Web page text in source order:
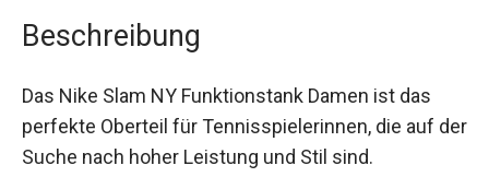
Beschreibung
perfekte Oberteil für Tennisspielerinnen, die auf
der Suche nach hoher Leistung und Stil sind.